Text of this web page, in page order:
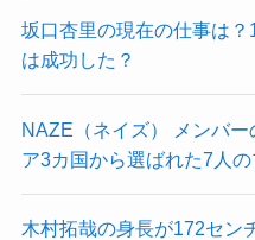
坂口杏里の現在の仕事は
は成功した？
NAZE（ネイズ） メンバ
ア3カ国から選ばれた7人の
木村拓哉の身長が172セン